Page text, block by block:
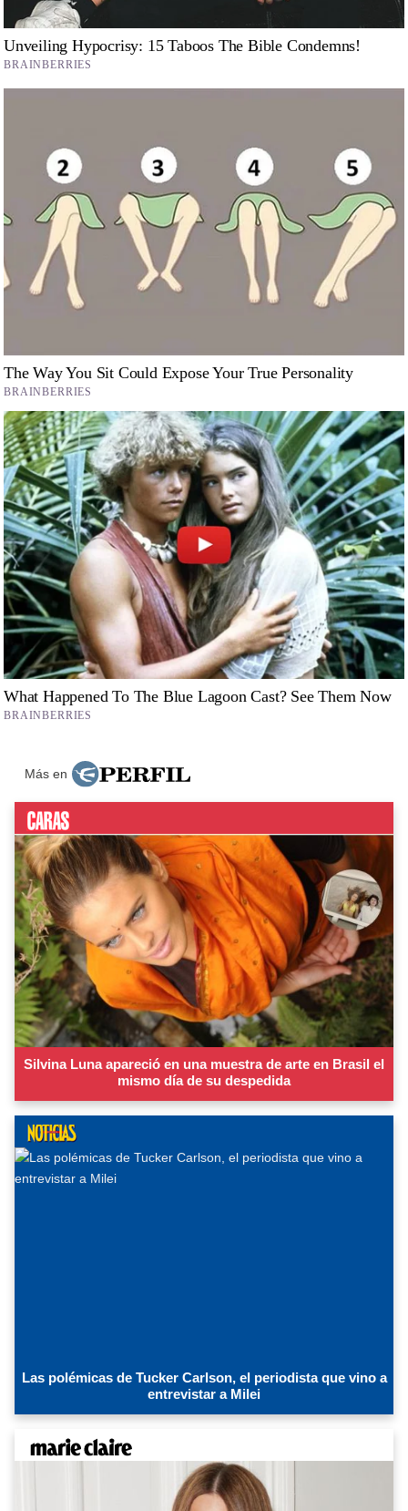
Más en
Silvina Luna apareció en una muestra de arte en Brasil el
mismo día de su despedida
Las polémicas de Tucker Carlson, el periodista que vino a
entrevistar a Milei